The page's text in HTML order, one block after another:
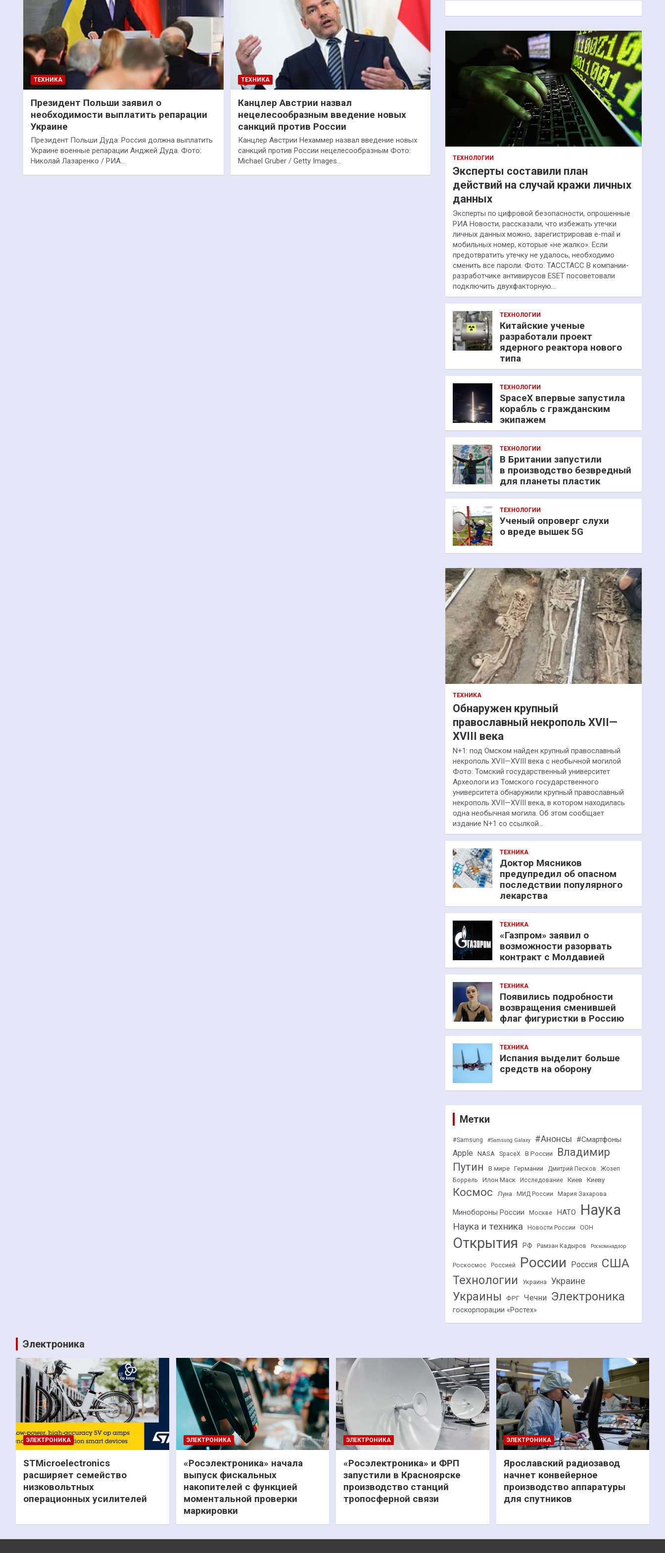
ТЕХНИКА
Президент Польши заявил о
необходимости выплатить репарации
Украине
Президент Польши Дуда: Россия должна выплатить
Украине военные репарации Анджей Дуда. Фото:
Николай Лазаренко / РИА…
ТЕХНИКА
Канцлер Австрии назвал
нецелесообразным введение новых
санкций против России
Канцлер Австрии Нехаммер назвал введение новых
санкций против России нецелесообразным Фото:
Michael Gruber / Getty Images…
к
ТЕХНОЛОГИИ
Эксперты составили план
действий на случай кражи личных
данных
Эксперты по цифровой безопасности, опрошенные
РИА Новости, рассказали, что избежать утечки
личных данных можно, зарегистрировав e-mail и
мобильных номер, которые «не жалко». Если
предотвратить утечку не удалось, необходимо
сменить все пароли. Фото: ТАССТАСС В компании-
разработчике антивирусов ESET посоветовали
подключить двухфакторную…
ТЕХНОЛОГИИ
Китайские ученые
разработали проект
ядерного реактора нового
типа
ТЕХНОЛОГИИ
SpaceX впервые запустила
корабль с гражданским
экипажем
ТЕХНОЛОГИИ
В Британии запустили
в производство безвредный
для планеты пластик
ТЕХНОЛОГИИ
Ученый опроверг слухи
о вреде вышек 5G
ТЕХНИКА
Обнаружен крупный
православный некрополь XVII—
XVIII века
N+1: под Омском найден крупный православный
некрополь XVII—XVIII века с необычной могилой
Фото: Томский государственный университет
Археологи из Томского государственного
университета обнаружили крупный православный
некрополь XVII—XVIII века, в котором находилась
одна необычная могила. Об этом сообщает
издание N+1 со ссылкой…
ТЕХНИКА
Доктор Мясников
предупредил об опасном
последствии популярного
лекарства
ТЕХНИКА
«Газпром» заявил о
возможности разорвать
контракт с Молдавией
ТЕХНИКА
Появились подробности
возвращения сменившей
флаг фигуристки в Россию
ТЕХНИКА
Испания выделит больше
средств на оборону
Метки
#Samsung #Samsung Galaxy #Анонсы #Смартфоны
Apple NASA SpaceX В России
Владимир
Путин
В мире Германии Дмитрий Песков
Жозеп
Боррель
Илон Маск Исследование Киев Киеву
Космос Луна МИД России Мария Захарова
Минобороны России Москве НАТО Наука
Наука и техника Новости России ООН
Открытия РФ Рамзан Кадыров Роскомнадзор
Роскосмос Россией России Россия США
Технологии Украина Украине
Украины ФРГ Чечни Электроника
госкорпорации «Ростех»
Электроника
ЭЛЕКТРОНИКА
STMicroelectronics
расширяет семейство
низковольтных
операционных усилителей
ЭЛЕКТРОНИКА
«Росэлектроника» начала
выпуск фискальных
накопителей с функцией
моментальной проверки
маркировки
ЭЛЕКТРОНИКА
«Росэлектроника» и ФРП
запустили в Красноярске
производство станций
тропосферной связи
ЭЛЕКТРОНИКА
Ярославский радиозавод
начнет конвейерное
производство аппаратуры
для спутников